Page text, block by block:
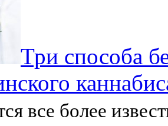
Три способа
все более